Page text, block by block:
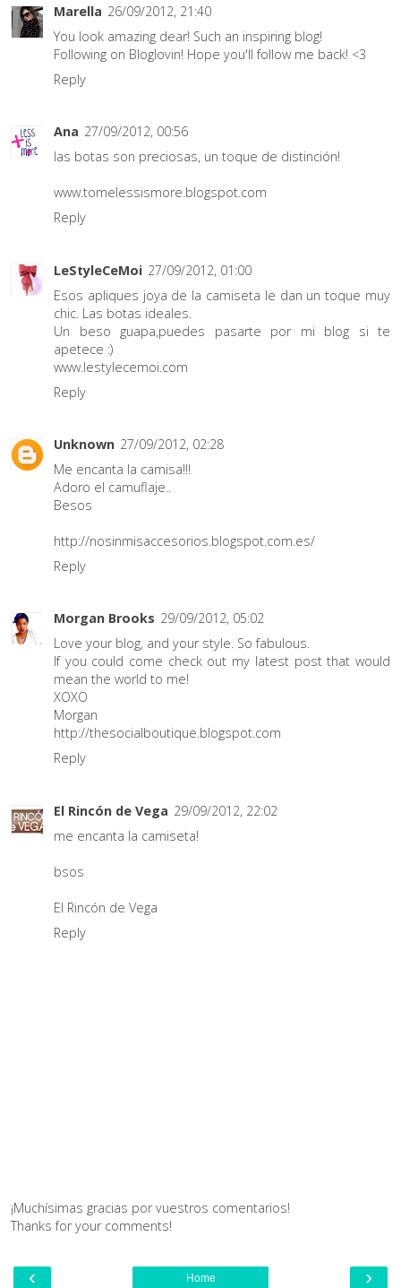
Marella 26/09/2012, 21:40
You look amazing dear! Such an inspiring blog!
Following on Bloglovin! Hope you'll follow me back! <3
Reply
Ana 27/09/2012, 00:56
las botas son preciosas, un toque de distinción!
www.tomelessismore.blogspot.com
Reply
LeStyleCeMoi 27/09/2012, 01:00
Esos apliques joya de la camiseta le dan un toque muy
chic. Las botas ideales.
Un beso guapa,puedes pasarte por mi blog si te
apetece :)
www.lestylecemoi.com
Reply
Unknown 27/09/2012, 02:28
Me encanta la camisa!!!
Adoro el camuflaje..
Besos
http://nosinmisaccesorios.blogspot.com.es/
Reply
Morgan Brooks 29/09/2012, 05:02
Love your blog, and your style. So fabulous.
If you could come check out my latest post that would
mean the world to me!
XOXO
Morgan
http://thesocialboutique.blogspot.com
Reply
El Rincón de Vega 29/09/2012, 22:02
me encanta la camiseta!
bsos
El Rincón de Vega
Reply
¡Muchísimas gracias por vuestros comentarios!
Thanks for your comments!
‹ ›
Home